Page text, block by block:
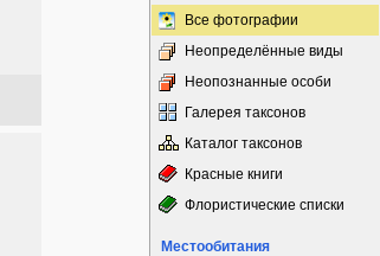
Все фотографии
Неопределённые виды
Неопознанные особи
Галерея таксонов
Каталог таксонов
Красные книги
Флористические списки
Местообитания